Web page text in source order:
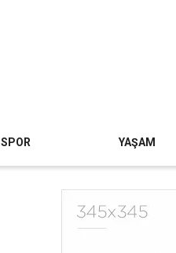
SPOR YAŞAM